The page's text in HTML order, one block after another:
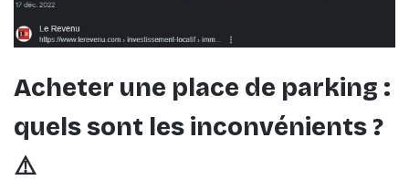
Acheter une place de parking :
quels sont les inconvénients ?
⚠️